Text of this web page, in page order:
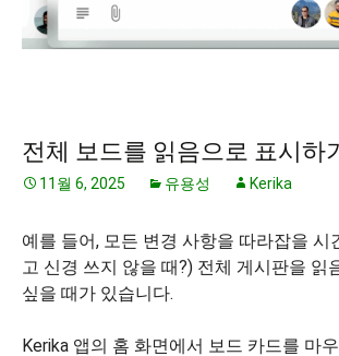
전체 보드를 읽음으로 표시하
11월 6, 2025 유용성 Kerika
예를 들어, 모든 변경 사항을 따라잡을 시
고 신경 쓰지 않을 때?) 전체 게시판을 읽
싶을 때가 있습니다.
Kerika 앱의 홈 화면에서 보드 카드를 마